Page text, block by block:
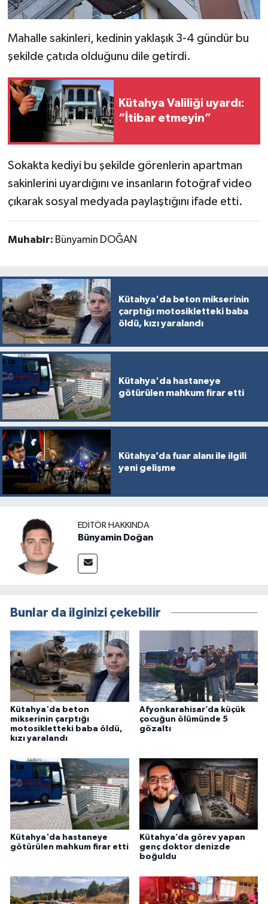
Mahalle sakinleri, kedinin yaklaşık 3-4 gündür bu
şekilde çatıda olduğunu dile getirdi.
Kütahya Valiliği uyardı:
“İtibar etmeyin”
Sokakta kediyi bu şekilde görenlerin apartman
sakinlerini uyardığını ve insanların fotoğraf video
çıkarak sosyal medyada paylaştığını ifade etti.
Muhabir: Bünyamin DOĞAN
Kütahya'da beton mikserinin
çarptığı motosikletteki baba
öldü, kızı yaralandı
Kütahya'da hastaneye
götürülen mahkum firar etti
Kütahya’da fuar alanı ile ilgili
yeni gelişme
EDITÖR HAKKINDA
Bünyamin Doğan
Bunlar da ilginizi çekebilir
Kütahya'da beton
mikserinin çarptığı
motosikletteki baba öldü,
kızı yaralandı
Afyonkarahisar’da küçük
çocuğun ölümünde 5
gözaltı
Kütahya'da hastaneye
götürülen mahkum firar etti
Kütahya’da görev yapan
genç doktor denizde
boğuldu
Türkiye
Video Galeri
Yemek Tarifleri